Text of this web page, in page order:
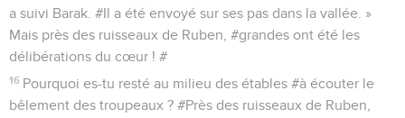
a suivi Barak. #Il a été envoyé sur ses pas dans la vallée. »
Mais près des ruisseaux de Ruben, #grandes ont été les
délibérations du cœur ! #
16 Pourquoi es-tu resté au milieu des étables #à écouter le
bêlement des troupeaux ? #Près des ruisseaux de Ruben,